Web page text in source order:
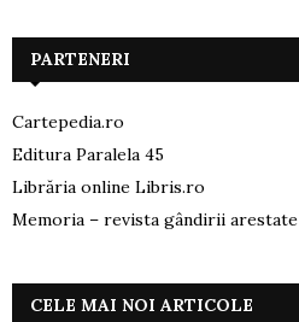
PARTENERI
Cartepedia.ro
Editura Paralela 45
Librăria online Libris.ro
Memoria – revista gândirii arestate
CELE MAI NOI ARTICOLE